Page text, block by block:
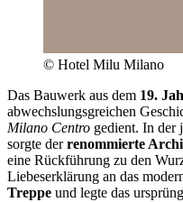
© Hotel Milu Milano
Das Bauwerk aus dem 19.
abwechslungsgreichen
Milano Centro gedient. In der
sorgte derrenommierte
eine Rückführung zu den
Liebeserklärung an das
Treppe und legte das